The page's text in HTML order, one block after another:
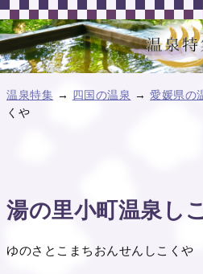
温泉特集 → 四国の温泉 →愛媛県の
くや
湯の里小町温泉し
ゆのさとこまちおんせんしこくや